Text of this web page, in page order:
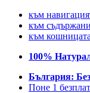
към
към
към кошницата
100%
България:
Поне 1